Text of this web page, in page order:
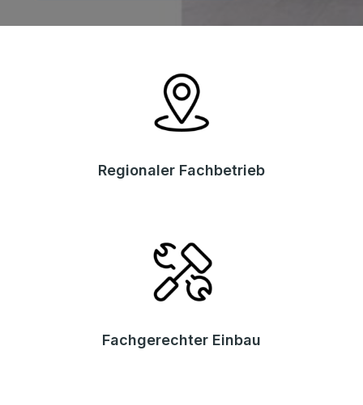
Regionaler Fachbetrieb
Fachgerechter Einbau